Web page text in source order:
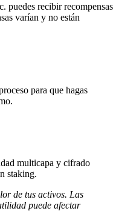
puedes recibir recompensas
varían y no están
para que hagas
multicapa y cifrado
staking.
de tus activos. Las
puede afectar